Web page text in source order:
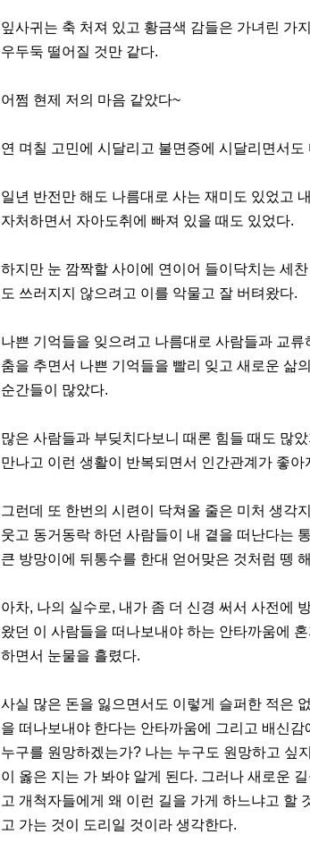
중
절
토
이
위
비
아
웹
토
끼
간
료
채
팅
간
대
출
키
넷
갱
통
남
찾
기
출
마
아
센
터
주
야
돔
잎사귀는 축 처져 있고 황금색 감들은 가녀린 가
우두둑 떨어질 것만 같다.
어쩜 현제 저의 마음 같았다~
연 며칠 고민에 시달리고 불면증에 시달리면서
일년 반전만 해도 나름대로 사는 재미도 있었고
자처하면서 자아도취에 빠져 있을 때도 있었다.
하지만 눈 깜짝할 사이에 연이어 들이닥치는 세
도 쓰러지지 않으려고 이를 악물고 잘 버텨왔다.
나쁜 기억들을 잊으려고 나름대로 사람들과 교
춤을 추면서 나쁜 기억들을 빨리 잊고 새로운 삶
순간들이 많았다.
많은 사람들과 부딪치다보니 때론 힘들 때도 많
만나고 이런 생활이 반복되면서 인간관계가 좋
그런데 또 한번의 시련이 닥쳐올 줄은 미처 생각
웃고 동거동락 하던 사람들이 내 곁을 떠난다는
큰 방망이에 뒤통수를 한대 얻어맞은 것처럼 뗑
아차, 나의 실수로, 내가 좀 더 신경 써서 사전에
왔던 이 사람들을 떠나보내야 하는 안타까움에
하면서 눈물을 흘렸다.
사실 많은 돈을 잃으면서도 이렇게 슬퍼한 적은
을 떠나보내야 한다는 안타까움에 그리고 배신
누구를 원망하겠는가? 나는 누구도 원망하고 싶
이 옳은 지는 가 봐야 알게 된다. 그러나 새로운
고 개척자들에게 왜 이런 길을 가게 하느냐고 할
고 가는 것이 도리일 것이라 생각한다.